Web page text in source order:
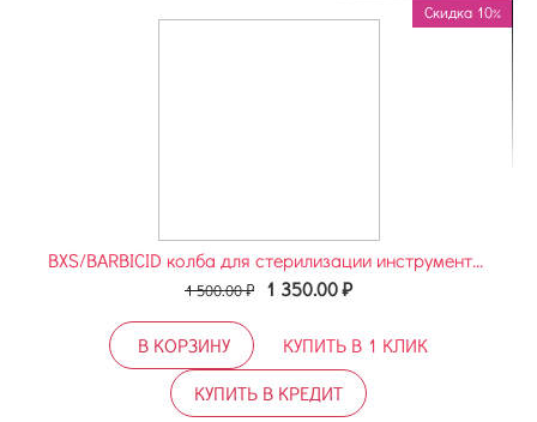
Скидка 10%
BXS/BARBICID колба для стерилизации инструментов
1 500.00₽ 1 350.00₽
В КОРЗИНУ
КУПИТЬ В 1 КЛИК
КУПИТЬ В КРЕДИТ